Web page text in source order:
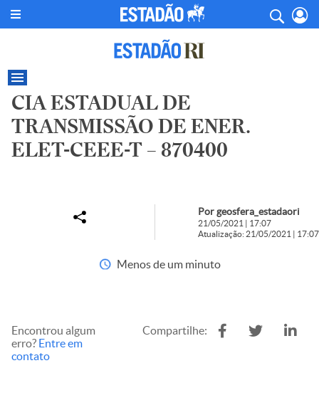
CIA ESTADUAL DE
TRANSMISSÃO DE ENER.
ELET-CEEE-T – 870400
Por geosfera_estadaori
21/05/2021 | 17:07
Atualização: 21/05/2021 | 17:07
Menos de um minuto
Encontrou algum
erro? Entre em
contato
Compartilhe: